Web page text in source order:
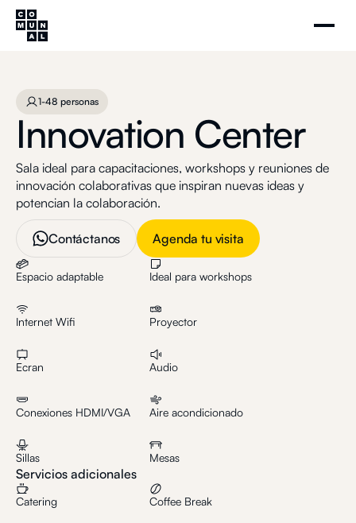
1-48 personas
Innovation Center
Sala ideal para capacitaciones, workshops y reuniones de
innovación colaborativas que inspiran nuevas ideas y
potencian la colaboración.
Contáctanos Agenda tu visita
Espacio adaptable Ideal para workshops
Internet Wifi Proyector
Ecran Audio
Conexiones HDMI/VGA Aire acondicionado
Sillas Mesas
Servicios adicionales
Catering Coffee Break